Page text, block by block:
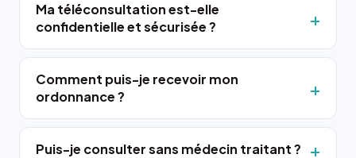
Ma téléconsultation est-elle
confidentielle et sécurisée ?
Comment puis-je recevoir mon
ordonnance ?
Puis-je consulter sans médecin traitant ?